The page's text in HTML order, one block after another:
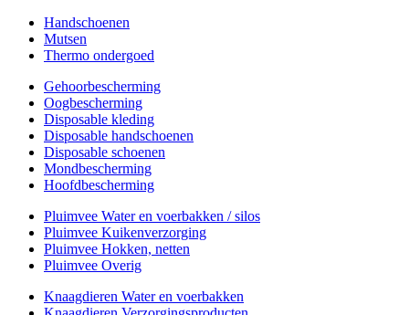
Handschoenen
Mutsen
Thermo ondergoed
Gehoorbescherming
Oogbescherming
Disposable kleding
Disposable handschoenen
Disposable schoenen
Mondbescherming
Hoofdbescherming
Pluimvee Water en voerbakken / silos
Pluimvee Kuikenverzorging
Pluimvee Hokken, netten
Pluimvee Overig
Knaagdieren Water en voerbakken